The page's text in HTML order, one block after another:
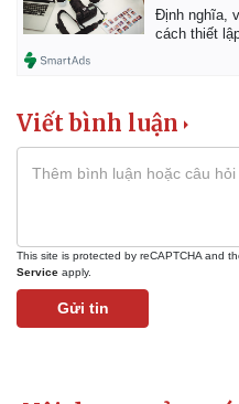
Định nghĩa,
cách thiết
Viết bình luận
This site is protected by reCAPTCHA and
Service apply.
Gửi tin